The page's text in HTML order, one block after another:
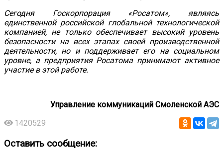
Сегодня Госкорпорация «Росатом», являясь
единственной российской глобальной технологической
компанией, не только обеспечивает высокий уровень
безопасности на всех этапах своей производственной
деятельности, но и поддерживает его на социальном
уровне, а предприятия Росатома принимают активное
участие в этой работе.
Управление коммуникаций Смоленской АЭС
1420529
Оставить сообщение: